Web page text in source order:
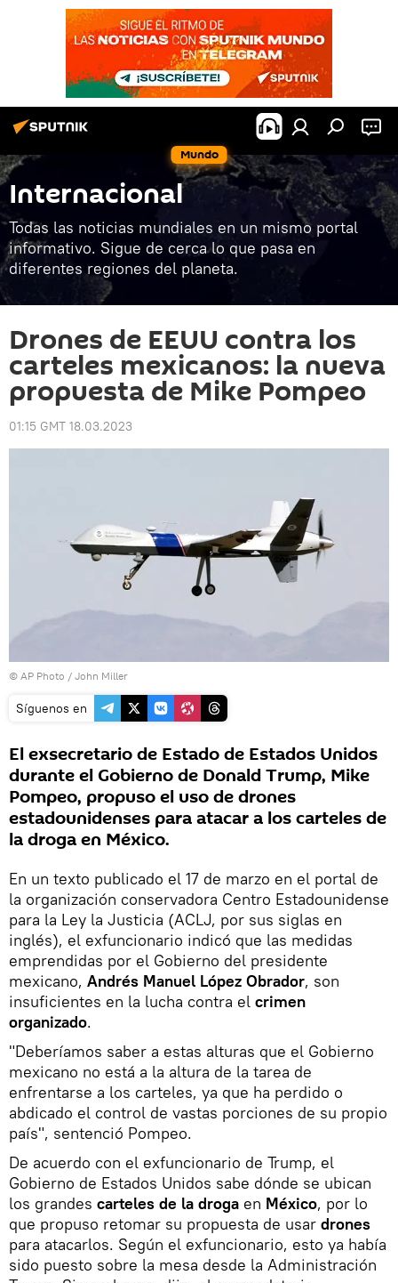
Mundo
Internacional
Todas las noticias mundiales en un mismo portal
informativo. Sigue de cerca lo que pasa en
diferentes regiones del planeta.
Drones de EEUU contra los
carteles mexicanos: la nueva
propuesta de Mike Pompeo
01:15 GMT 18.03.2023
© AP Photo / John Miller
Síguenos en
El exsecretario de Estado de Estados Unidos
durante el Gobierno de Donald Trump, Mike
Pompeo, propuso el uso de drones
estadounidenses para atacar a los carteles de
la droga en México.
En un texto publicado el 17 de marzo en el portal de
la organización conservadora Centro Estadounidense
para la Ley la Justicia (ACLJ, por sus siglas en
inglés), el exfuncionario indicó que las medidas
emprendidas por el Gobierno del presidente
mexicano, Andrés Manuel López Obrador, son
insuficientes en la lucha contra el crimen
organizado.
"Deberíamos saber a estas alturas que el Gobierno
mexicano no está a la altura de la tarea de
enfrentarse a los carteles, ya que ha perdido o
abdicado el control de vastas porciones de su propio
país", sentenció Pompeo.
De acuerdo con el exfuncionario de Trump, el
Gobierno de Estados Unidos sabe dónde se ubican
los grandes carteles de la droga en México, por lo
que propuso retomar su propuesta de usar drones
para atacarlos. Según el exfuncionario, esto ya había
sido puesto sobre la mesa desde la Administración